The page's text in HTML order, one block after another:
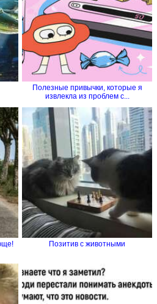
Полезные привычки, которые я
извлекла из проблем с...
Позитив с животными